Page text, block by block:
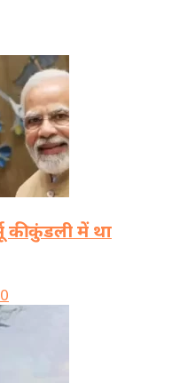
की कुंडली में था
0